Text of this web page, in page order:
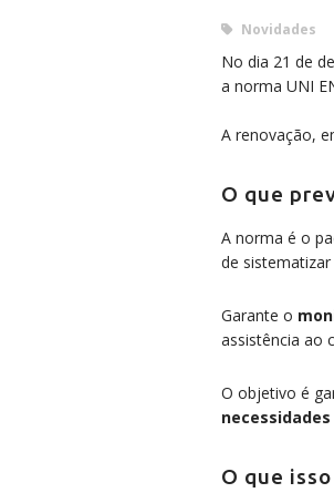
Novidades
No dia 21 de
a norma UNI
A renovação,
O que
A norma é o
de
Garante o
assistência ao
O objetivo é
O que